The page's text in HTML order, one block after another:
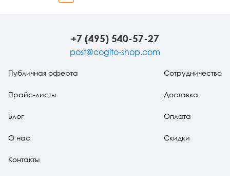
+7 (495) 540-57-27
post@cogito-shop.com
Публичная оферта
Прайс-листы
Блог
О нас
Контакты
Сотрудничество
Доставка
Оплата
Скидки